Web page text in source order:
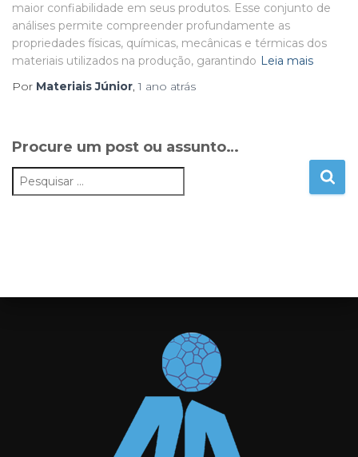
maior confiabilidade em seus produtos. Esse conjunto de
análises permite compreender profundamente as
propriedades físicas, químicas, mecânicas e térmicas dos
materiais utilizados na produção, garantindo Leia mais
Por Materiais Júnior,1 ano atrás
Procure um post ou assunto…